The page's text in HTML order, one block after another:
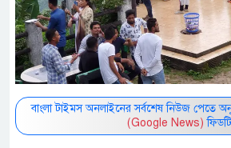
বাংলা টাইমস অনলাইনের সর্বশেষ নিউজ পেতে
(Google News) ফিডটি